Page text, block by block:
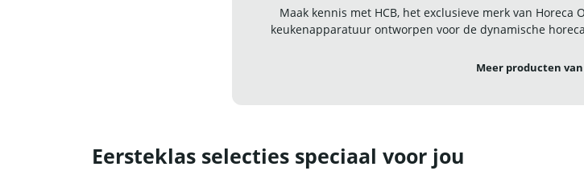
Maak kennis met HCB, het exclusieve merk van
keukenapparatuur ontworpen voor de dynamische
Meer producten van
Eersteklas selecties speciaal voor jou